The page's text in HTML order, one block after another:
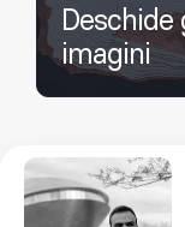
Deschide
imagini